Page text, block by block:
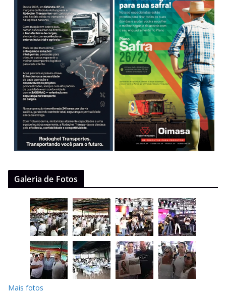
Galeria de Fotos
Mais fotos